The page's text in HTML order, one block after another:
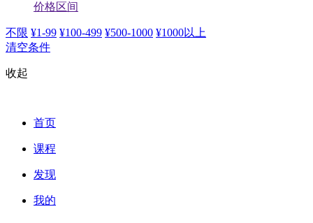
价格区间
不限 ¥1-99 ¥100-499 ¥500-1000 ¥1000以上
清空条件
收起
首页
课程
发现
我的